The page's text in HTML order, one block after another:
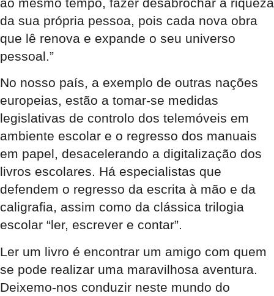
da sua própria pessoa, pois cada nova obra
que lê renova e expande o seu universo
pessoal.”
No nosso país, a exemplo de outras nações
europeias, estão a tomar-se medidas
legislativas de controlo dos telemóveis em
ambiente escolar e o regresso dos manuais
em papel, desacelerando a digitalização dos
livros escolares. Há especialistas que
defendem o regresso da escrita à mão e da
caligrafia, assim como da clássica trilogia
escolar “ler, escrever e contar”.
Ler um livro é encontrar um amigo com quem
se pode realizar uma maravilhosa aventura.
Deixemo-nos conduzir neste mundo do